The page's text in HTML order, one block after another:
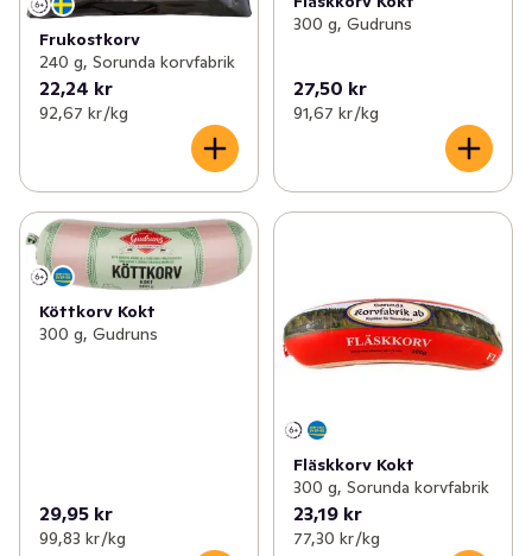
Frukostkorv
240 g, Sorunda korvfabrik
22,24 kr
92,67 kr /kg
300 g, Gudruns
27,50 kr
91,67 kr /kg
Köttkorv Kokt
300 g, Gudruns
29,95 kr
99,83 kr /kg
Fläskkorv Kokt
300 g, Sorunda korvfabrik
23,19 kr
77,30 kr /kg